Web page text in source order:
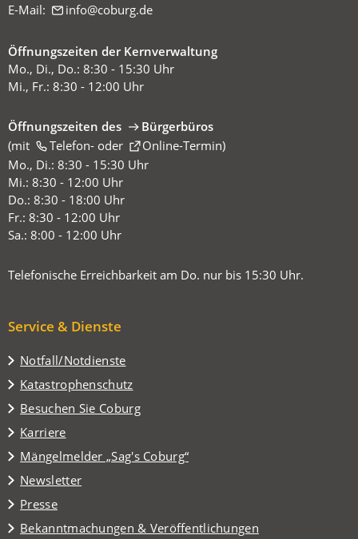
E-Mail:
info coburg de
Öffnungszeiten der Kernverwaltung
Mo., Di., Do.: 8:30 - 15:30 Uhr
Mi., Fr.: 8:30 - 12:00 Uhr
Öffnungszeiten des
Bürgerbüros
(mit
Telefon-oder Online-Termin
(Öffnet
in
einem
neuen
Tab)
)
Mo., Di.: 8:30 - 15:30 Uhr
Mi.: 8:30 - 12:00 Uhr
Do.: 8:30 - 18:00 Uhr
Fr.: 8:30 - 12:00 Uhr
Sa.: 8:00 - 12:00 Uhr
Telefonische Erreichbarkeit am Do. nur bis 15:30 Uhr.
Service & Dienste
Notfall/Notdienste
Katastrophenschutz
Besuchen Sie Coburg
(Öffnet
in
einem
neuen
Tab)
Karriere
Mängelmelder „Sag's Coburg“
(Öffnet
in
einem
neuen
Tab)
Newsletter
Presse
Bekanntmachungen & Veröffentlichungen